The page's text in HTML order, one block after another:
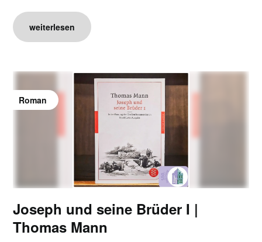
weiterlesen
Roman
Joseph und seine Brüder I |
Thomas Mann